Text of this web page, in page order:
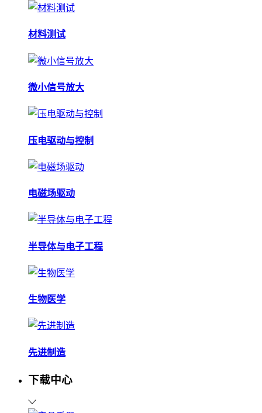
材料测试
微小信号放大
压电驱动与控制
电磁场驱动
半导体与电子工程
生物医学
先进制造
下载中心